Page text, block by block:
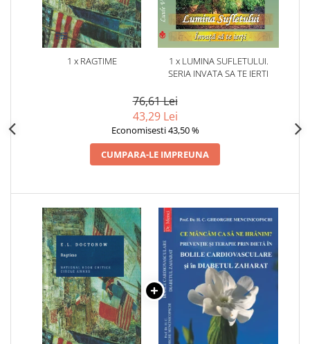
1 x RAGTIME
1 x LUMINA SUFLETULUI.
SERIA INVATA SA TE IERTI
76,61 Lei
43,29 Lei
Economisesti 43,50 %
CUMPARA-LE IMPREUNA